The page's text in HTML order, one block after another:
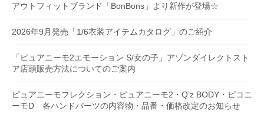
アウトフィットブランド「BonBons」より新作が登場☆
2026年9月発売「1/6衣装アイテムカタログ」のご紹介
「ピュアニーモ2エモーション S/女の子」アゾンダイレクトスト
ア店頭販売方法についてのご案内
ピュアニーモフレクション・ピュアニーモ2・Q’z BODY・ピコニ
ーモD 各ハンドパーツの内容物・品番・価格改定のお知らせ